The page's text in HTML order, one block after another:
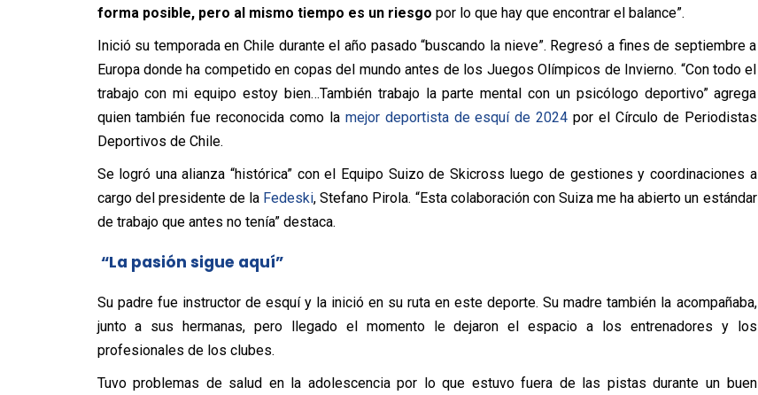
forma posible, pero al mismo tiempo es un riesgo por lo que hay que encontrar el balance”.
Inició su temporada en Chile durante el año pasado “buscando la nieve”. Regresó a fines de septiembre a
Europa donde ha competido en copas del mundo antes de los Juegos Olímpicos de Invierno. “Con todo el
trabajo con mi equipo estoy bien…También trabajo la parte mental con un psicólogo deportivo” agrega
quien también fue reconocida como la mejor deportista de esquí de 2024 por el Círculo de Periodistas
Deportivos de Chile.
Se logró una alianza “histórica” con el Equipo Suizo de Skicross luego de gestiones y coordinaciones a
cargo del presidente de la Fedeski, Stefano Pirola. “Esta colaboración con Suiza me ha abierto un estándar
de trabajo que antes no tenía” destaca.
“La pasión sigue aquí”
Su padre fue instructor de esquí y la inició en su ruta en este deporte. Su madre también la acompañaba,
junto a sus hermanas, pero llegado el momento le dejaron el espacio a los entrenadores y los
profesionales de los clubes.
Tuvo problemas de salud en la adolescencia por lo que estuvo fuera de las pistas durante un buen